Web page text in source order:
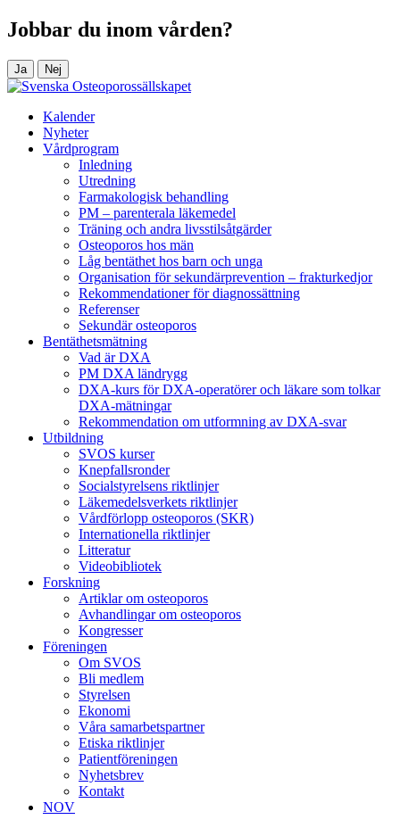
Jobbar du inom vården?
Ja Nej
Kalender
Nyheter
Vårdprogram
Inledning
Utredning
Farmakologisk behandling
PM – parenterala läkemedel
Träning och andra livsstilsåtgärder
Osteoporos hos män
Låg bentäthet hos barn och unga
Organisation för sekundärprevention – frakturkedjor
Rekommendationer för diagnossättning
Referenser
Sekundär osteoporos
Bentäthetsmätning
Vad är DXA
PM DXA ländrygg
DXA-kurs för DXA-operatörer och läkare som tolkar
DXA-mätningar
Rekommendation om utformning av DXA-svar
Utbildning
SVOS kurser
Knepfallsronder
Socialstyrelsens riktlinjer
Läkemedelsverkets riktlinjer
Vårdförlopp osteoporos (SKR)
Internationella riktlinjer
Litteratur
Videobibliotek
Forskning
Artiklar om osteoporos
Avhandlingar om osteoporos
Kongresser
Föreningen
Om SVOS
Bli medlem
Styrelsen
Ekonomi
Våra samarbetspartner
Etiska riktlinjer
Patientföreningen
Nyhetsbrev
Kontakt
NOV